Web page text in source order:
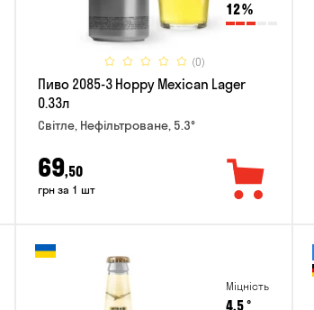
12%
(0)
Пиво 2085-3 Hoppy Mexican Lager
0.33л
Світле, Нефільтроване, 5.3°
69,50
грн за 1 шт
Міцність
4.5°